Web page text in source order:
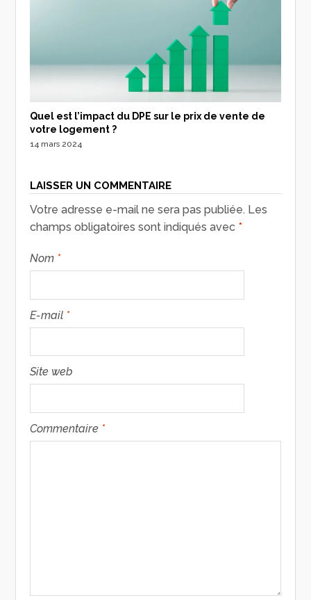
Quel est l’impact du DPE sur le prix de vente de
votre logement ?
14 mars 2024
LAISSER UN COMMENTAIRE
Votre adresse e-mail ne sera pas publiée. Les
champs obligatoires sont indiqués avec *
Nom *
E-mail *
Site web
Commentaire *